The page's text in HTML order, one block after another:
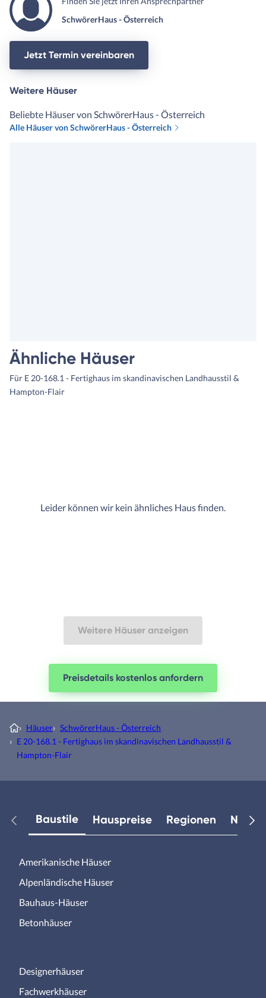
SchwörerHaus - Österreich
Jetzt Termin vereinbaren
Weitere Häuser
Beliebte Häuser von SchwörerHaus - Österreich
Alle Häuser von SchwörerHaus - Österreich
Ähnliche Häuser
Für E 20-168.1 - Fertighaus im skandinavischen Landhausstil &
Hampton-Flair
Leider können wir kein ähnliches Haus finden.
Weitere Häuser anzeigen
Preisdetails kostenlos anfordern
› Häuser› SchwörerHaus - Österreich
› E 20-168.1 - Fertighaus im skandinavischen Landhausstil &
Hampton-Flair
Baustile Hauspreise Regionen
Amerikanische Häuser
Alpenländische Häuser
Bauhaus-Häuser
Betonhäuser
Designerhäuser
Fachwerkhäuser